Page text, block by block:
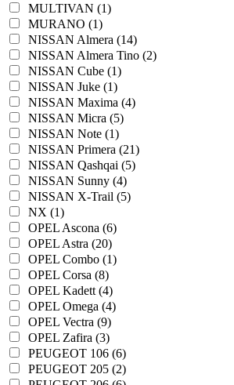
MULTIVAN (1)
MURANO (1)
NISSAN Almera (14)
NISSAN Almera Tino (2)
NISSAN Cube (1)
NISSAN Juke (1)
NISSAN Maxima (4)
NISSAN Micra (5)
NISSAN Note (1)
NISSAN Primera (21)
NISSAN Qashqai (5)
NISSAN Sunny (4)
NISSAN X-Trail (5)
NX (1)
OPEL Ascona (6)
OPEL Astra (20)
OPEL Combo (1)
OPEL Corsa (8)
OPEL Kadett (4)
OPEL Omega (4)
OPEL Vectra (9)
OPEL Zafira (3)
PEUGEOT 106 (6)
PEUGEOT 205 (2)